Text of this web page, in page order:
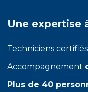
Une expertise
Techniciens certifiés
Accompagnement
Plus de 40